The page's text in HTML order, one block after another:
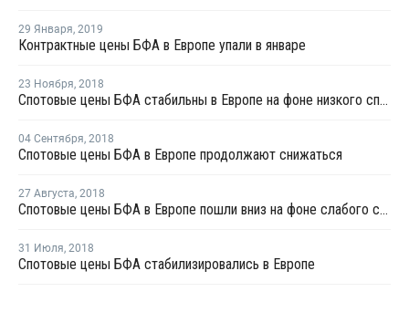
29 Января, 2019
Контрактные цены БФА в Европе упали в январе
23 Ноября, 2018
Спотовые цены БФА стабильны в Европе на фоне низкого спроса
04 Сентября, 2018
Спотовые цены БФА в Европе продолжают снижаться
27 Августа, 2018
Спотовые цены БФА в Европе пошли вниз на фоне слабого спроса
31 Июля, 2018
Спотовые цены БФА стабилизировались в Европе